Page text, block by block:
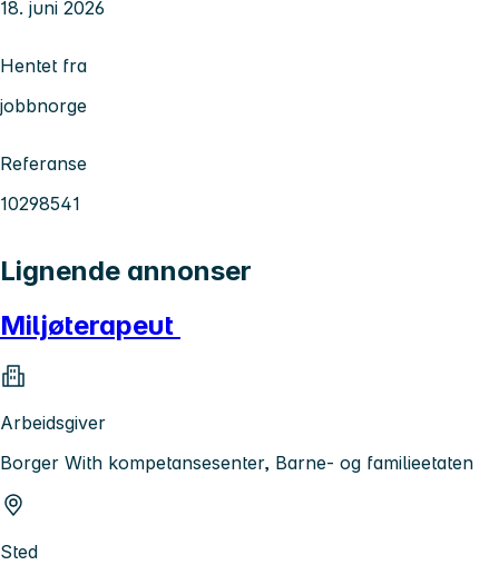
18. juni 2026
Hentet fra
jobbnorge
Referanse
10298541
Lignende annonser
Miljøterapeut
Arbeidsgiver
Borger With kompetansesenter, Barne- og familieetaten
Sted